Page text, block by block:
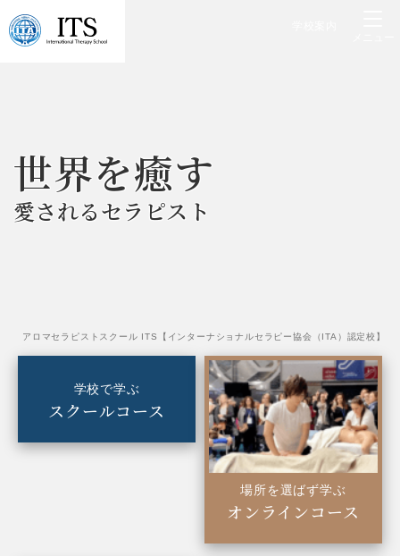
アロマセラピストスクール ITS【インターナショナルセラピー協会（ITA）認定校】
世界を癒す
愛されるセラ ピス ト
学校で学ぶ
スクールコース
場所を選ばず学ぶ
オンラインコース